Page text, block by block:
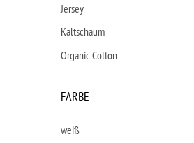
Jersey
Kaltschaum
Organic Cotton
FARBE
weiß